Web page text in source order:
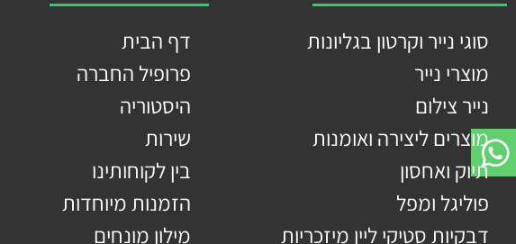
סוגי נייר וקרטון בגליונות
מוצרי נייר
נייר צילום
מוצרים ליצירה ואומנות
תיוק ואחסון
פוליגל ומפל
דבקיות סטיקי ליין מיזכריות
דף הבית
פרופיל החברה
היסטוריה
שירות
בין לקוחותינו
הזמנות מיוחדות
מילון מונחים